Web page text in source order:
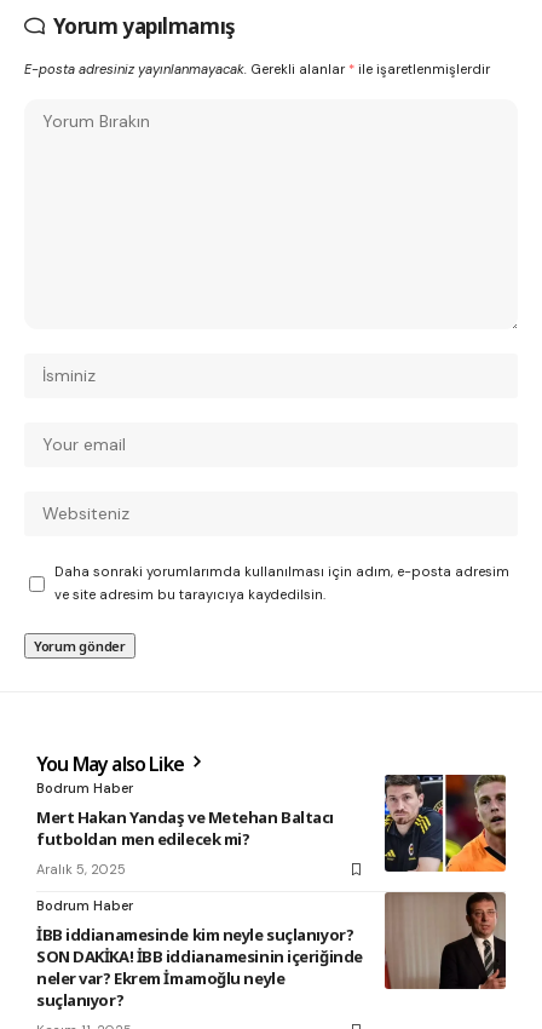
Yorum yapılmamış
E-posta adresiniz yayınlanmayacak. Gerekli alanlar * ile işaretlenmişlerdir
Daha sonraki yorumlarımda kullanılması için adım, e-posta adresim
ve site adresim bu tarayıcıya kaydedilsin.
You May also Like
Bodrum Haber
Mert Hakan Yandaş ve Metehan Baltacı
futboldan men edilecek mi?
Aralık 5, 2025
Bodrum Haber
İBB iddianamesinde kim neyle suçlanıyor?
SON DAKİKA! İBB iddianamesinin içeriğinde
neler var? Ekrem İmamoğlu neyle
suçlanıyor?